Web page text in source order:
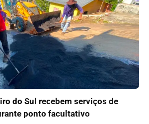
do Sul recebem serviços de
ponto facultativo